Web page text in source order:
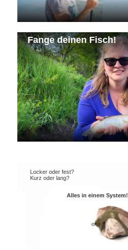
Fange deinen Fisch!
Locker oder fest?
Kurz oder lang?
Alles in einem System!